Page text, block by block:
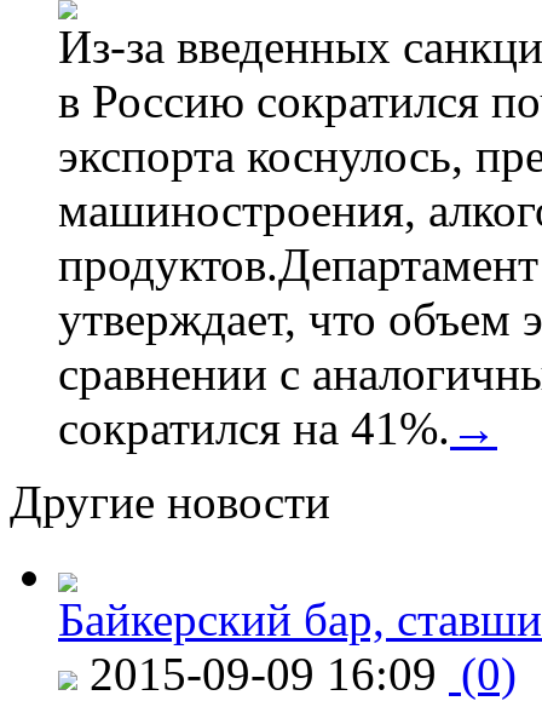
Из-за введенных
в Россию сократился
экспорта коснулось,
машиностроения,
утверждает, что объем
сравнении с
сократился на 41%. →
Другие новости
Байкерский бар,
2015-09-09 16:09 (0)